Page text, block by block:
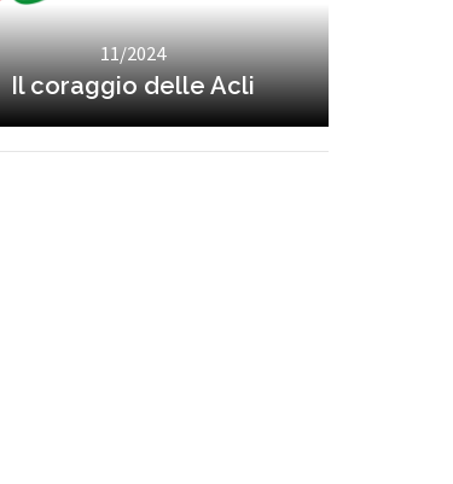
11/2024
Il coraggio delle Acli